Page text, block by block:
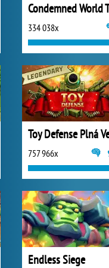
Condemned World
334 038x
757 966x
Endless Siege